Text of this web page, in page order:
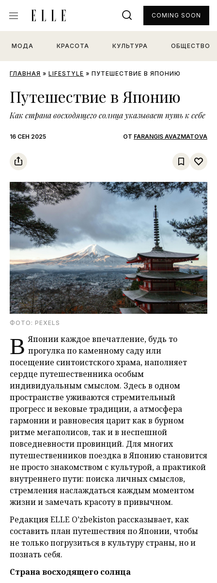
МОДА КРАСОТА КУЛЬТУРА ОБЩЕСТВО
COMING SOON
ГЛАВНАЯ » LIFESTYLE » ПУТЕШЕСТВИЕ В ЯПОНИЮ
Путешествие в Японию
Как страна восходящего солнца указывает путь к себе
16 СЕН 2025 ОТ FARANGIS AVAZMATOVA
ФОТО: PEXELS
В Японии каждое впечатление, будь то
прогулка по каменному саду или
посещение синтоистского храма, наполняет
сердце путешественника особым
индивидуальным смыслом. Здесь в одном
пространстве уживаются стремительный
прогресс и вековые традиции, а атмосфера
гармонии и равновесия царит как в бурном
ритме мегаполисов, так и в неспешной
повседневности провинций. Для многих
путешественников поездка в Японию становится
не просто знакомством с культурой, а практикой
внутреннего пути: поиска личных смыслов,
стремления наслаждаться каждым моментом
жизни и замечать красоту в привычном.
Редакция ELLE O’zbekiston рассказывает, как
составить план путешествия по Японии, чтобы
не только погрузиться в культуру страны, но и
познать себя.
Страна восходящего солнца